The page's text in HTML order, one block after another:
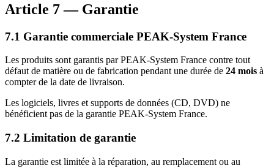
Article 7 — Garantie
7.1 Garantie commerciale PEAK-System France
Les produits sont garantis par PEAK-System France contre tout
défaut de matière ou de fabrication pendant une durée de 24 mois à
compter de la date de livraison.
Les logiciels, livres et supports de données (CD, DVD) ne
bénéficient pas de la garantie PEAK-System France.
7.2 Limitation de garantie
La garantie est limitée à la réparation, au remplacement ou au